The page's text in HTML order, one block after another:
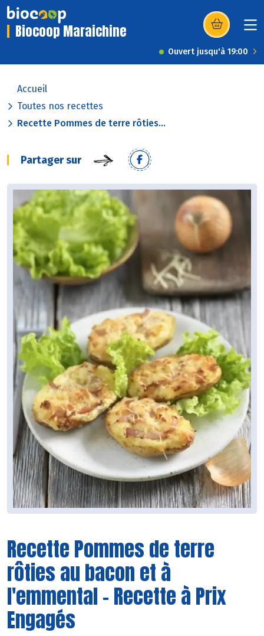
Biocoop Maraichine (s’ouvre dans
Ouvert jusqu'à 19:00
Accueil
Toutes nos recettes
Recette Pommes de terre rôties...
Partager sur
Recette Pommes de terre
rôties au bacon et à
l'emmental - Recette à Prix
Engagés